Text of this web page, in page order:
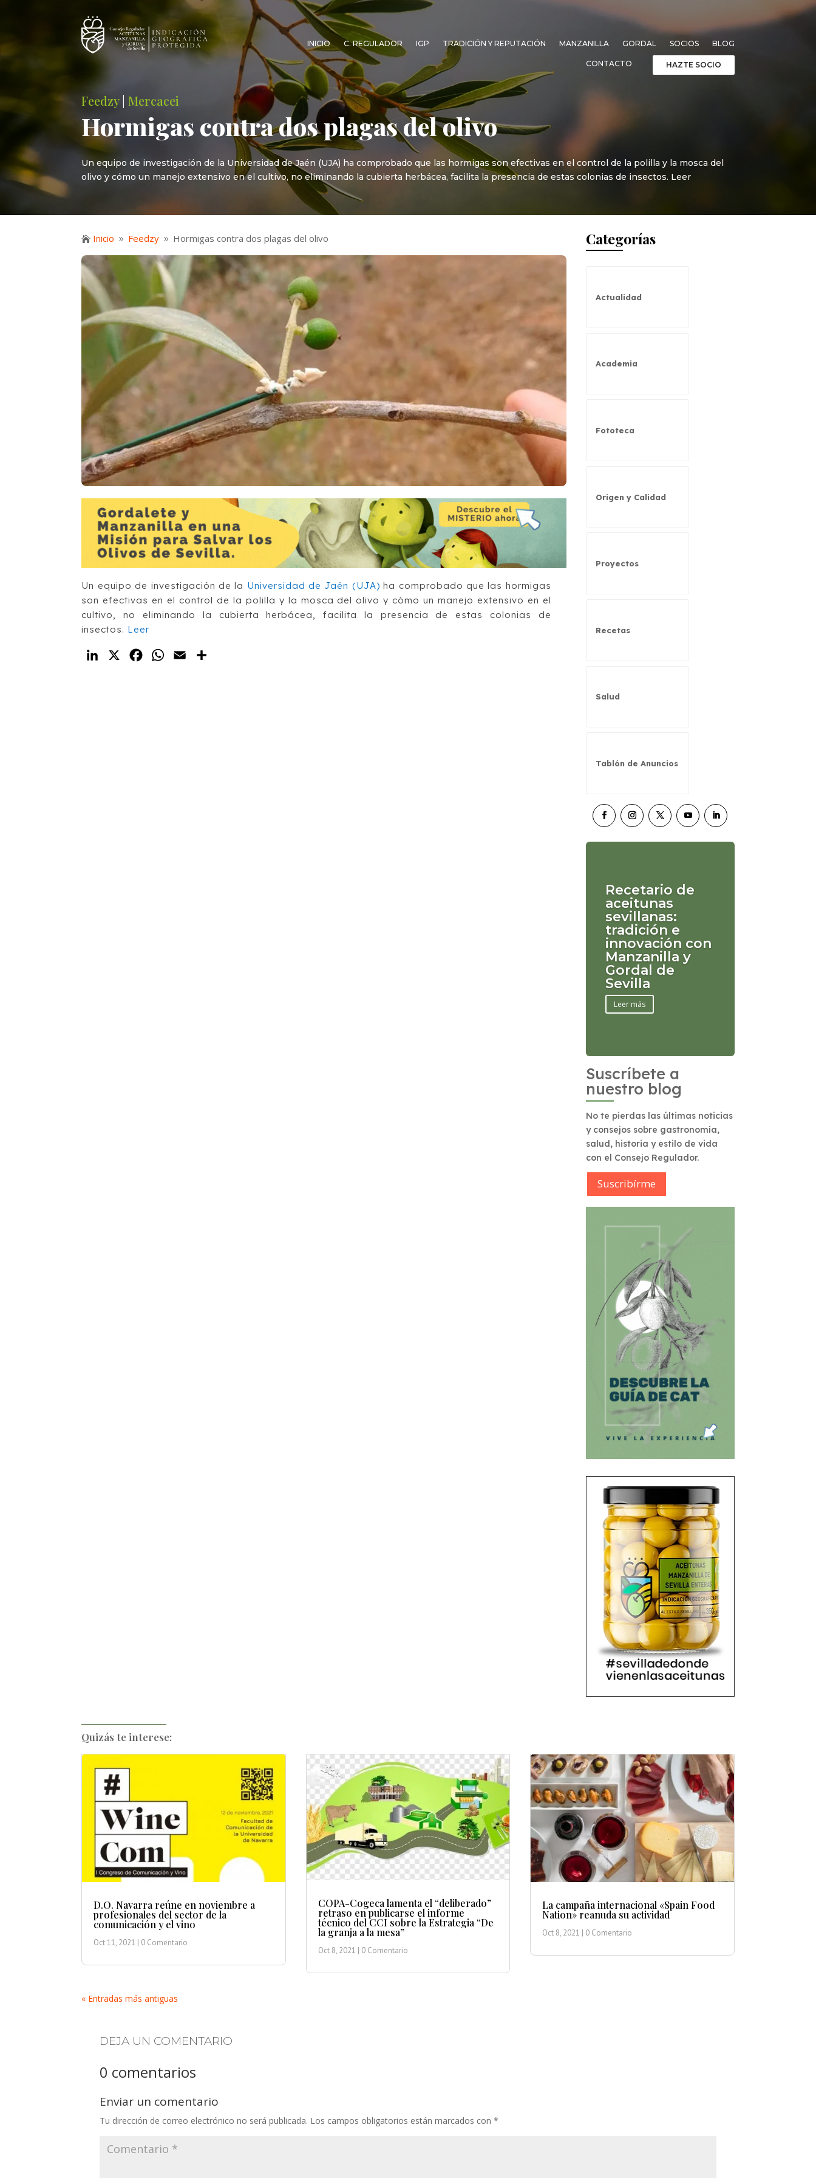
INICIO C. REGULADOR IGP TRADICIÓN Y REPUTACIÓN MANZANILLA GORDAL SOCIOS BLOG
CONTACTO HAZTE SOCIO
Feedzy|Mercacei
Hormigas contra dos plagas del olivo
Un equipo de investigación de la Universidad de Jaén (UJA) ha comprobado que las hormigas son efectivas en el control de la polilla y la mosca del
olivo y cómo un manejo extensivo en el cultivo, no eliminando la cubierta herbácea, facilita la presencia de estas colonias de insectos. Leer
 Inicio 9 Feedzy 9 Hormigas contra dos plagas del olivo
Un equipo de investigación de la Universidad de Jaén (UJA) ha comprobado que las hormigas
son efectivas en el control de la polilla y la mosca del olivo y cómo un manejo extensivo en el
cultivo, no eliminando la cubierta herbácea, facilita la presencia de estas colonias de
insectos. Leer
LinkedIn
X FacebookWhatsApp
Email
Categorías
Actualidad
Academia
Fototeca
Origen y Calidad
Proyectos
Recetas
Salud
Tablón de Anuncios
Recetario de
aceitunas
sevillanas:
tradición e
innovación con
Manzanilla y
Gordal de
Sevilla
Leer más
Suscríbete a
nuestro blog
No te pierdas las últimas noticias
y consejos sobre gastronomía,
salud, historia y estilo de vida
con el Consejo Regulador.
Suscribírme
Quizás te interese:
D.O. Navarra reúne en noviembre a
profesionales del sector de la
comunicación y el vino
Oct 11, 2021 | 0 Comentario
COPA-Cogeca lamenta el “deliberado”
retraso en publicarse el informe
técnico del CCI sobre la Estrategia “De
la granja a la mesa”
Oct 8, 2021 | 0 Comentario
La campaña internacional «Spain Food
Nation» reanuda su actividad
Oct 8, 2021 | 0 Comentario
« Entradas más antiguas
DEJA UN COMENTARIO
0 comentarios
Enviar un comentario
Tu dirección de correo electrónico no será publicada. Los campos obligatorios están marcados con*